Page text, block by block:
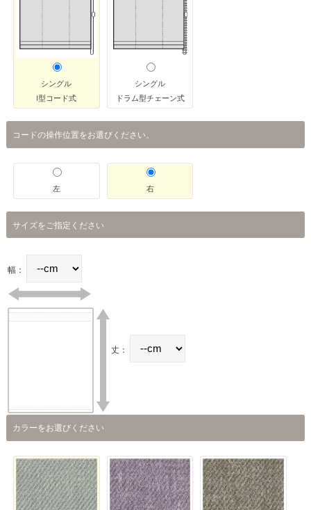
シングル
I型コード式
シングル
ドラム型チェーン式
コードの操作位置をお選びください。
左 右
サイズをご指定ください
幅：
丈：
カラーをお選びください